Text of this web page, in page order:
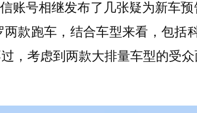
账号相继发布了几张疑为新车
两款跑车，结合车型来看，包括
，考虑到两款大排量车型的受